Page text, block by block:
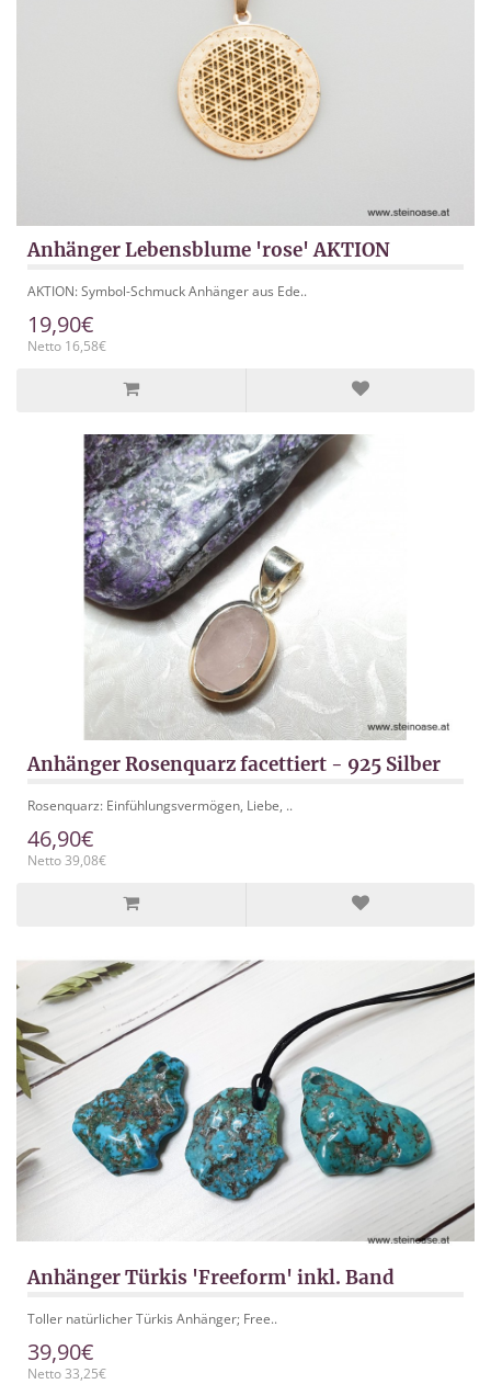
Anhänger Lebensblume 'rose' AKTION
AKTION: Symbol-Schmuck Anhänger aus Ede..
19,90€
Netto 16,58€
Anhänger Rosenquarz facettiert - 925 Silber
Rosenquarz: Einfühlungsvermögen, Liebe, ..
46,90€
Netto 39,08€
Anhänger Türkis 'Freeform' inkl. Band
Toller natürlicher Türkis Anhänger; Free..
39,90€
Netto 33,25€